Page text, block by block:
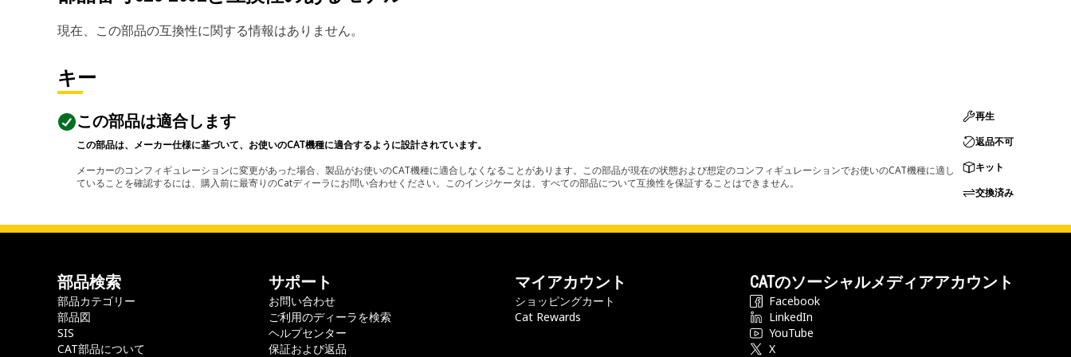
現在、この部品の互換性に関する情報はありません。
キー
この部品は適合します
この部品は、メーカー仕様に基づいて、お使いのCAT機種に適合するように設計されています。
メーカーのコンフィギュレーションに変更があった場合、製品がお使いのCAT機種に適合しなくなることがあります。この部品が現在の状態および想定のコンフィギュレーションでお使いのCAT機種に適し
ていることを確認するには、購入前に最寄りのCatディーラにお問い合わせください。このインジケータは、すべての部品について互換性を保証することはできません。
再生
返品不可
キット
交換済み
部品検索
部品カテゴリー
部品図
SIS
CAT部品について
サポート
お問い合わせ
ご利用のディーラを検索
ヘルプセンター
保証および返品
マイアカウント
ショッピングカート
Cat Rewards
CATのソーシャルメディアアカウント
Facebook
LinkedIn
YouTube
X